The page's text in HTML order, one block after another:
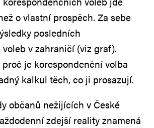
o vlastní prospěch. Za sebe
posledních
v zahraničí (viz graf).
je korespondenční volba
kalkul těch, co ji prosazují.
občanů nežijících v České
zdejší reality znamená